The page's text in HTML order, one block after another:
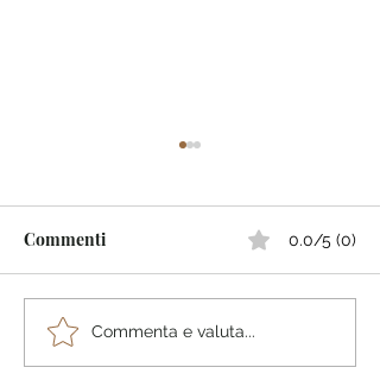
Le migliori destinazioni
di primavera e Pasqua
Commenti 0.0/5 (0)
Commenta e valuta...